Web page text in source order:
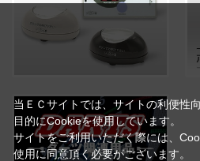
当ＥＣサイトでは、サイトの利便性
目的にCookieを使用しています。
サイトをご利用いただく際には、
使用に同意頂く必要がございます。